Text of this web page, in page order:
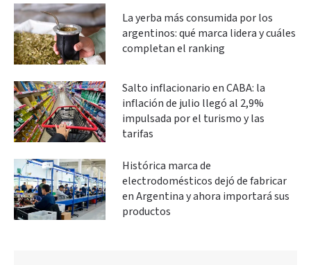
La yerba más consumida por los
argentinos: qué marca lidera y cuáles
completan el ranking
Salto inflacionario en CABA: la
inflación de julio llegó al 2,9%
impulsada por el turismo y las
tarifas
Histórica marca de
electrodomésticos dejó de fabricar
en Argentina y ahora importará sus
productos